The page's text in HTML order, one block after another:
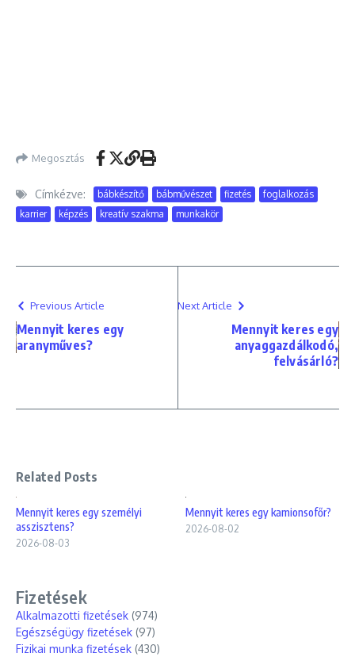
Megosztás
Címkézve: bábkészítő bábművészet fizetés
foglalkozás
karrier
képzés kreatív szakma munkakör
Previous Article
Mennyit keres egy
aranyműves?
Next Article
Mennyit keres egy
anyaggazdálkodó,
felvásárló?
Related Posts
Mennyit keres egy személyi
asszisztens?
2026-08-03
Mennyit keres egy kamionsofőr?
2026-08-02
Fizetések
Alkalmazotti fizetések (974)
Egészségügy fizetések (97)
Fizikai munka fizetések (430)